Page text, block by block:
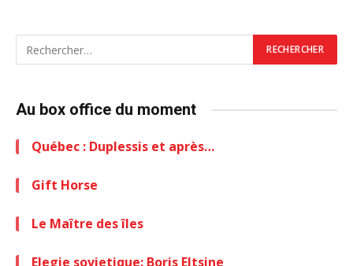
Au box office du moment
Québec : Duplessis et après…
Gift Horse
Le Maître des îles
Elegie sovietique: Boris Eltsine